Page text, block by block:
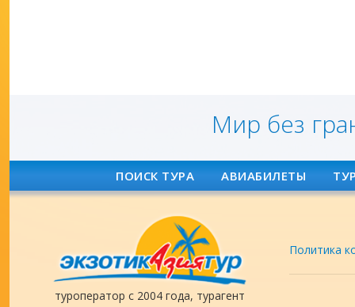
Мир без
ПОИСК ТУРА АВИАБИЛЕТЫ
туроператор с 2004 года, турагент
Политика